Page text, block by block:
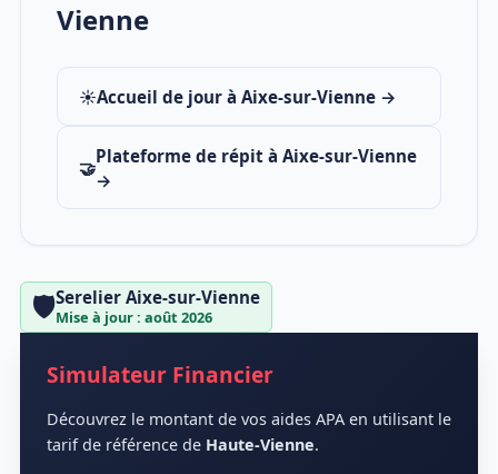
Vienne
☀️Accueil de jour à Aixe-sur-Vienne →
🤝
Plateforme de répit à Aixe-sur-Vienne
→
🛡️Serelier Aixe-sur-Vienne
Mise à jour : août 2026
Simulateur Financier
Découvrez le montant de vos aides APA en utilisant le
tarif de référence de Haute-Vienne.